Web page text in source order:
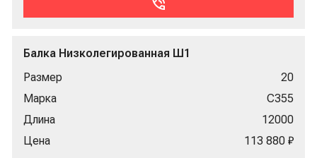
Балка Низколегированная Ш1
Размер
20
Марка
С355
Длина
12000
Цена
113 880 ₽